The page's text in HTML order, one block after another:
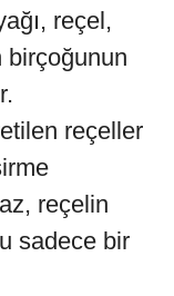
reçel,
birçoğunun
reçeller
reçelin
sadece bir